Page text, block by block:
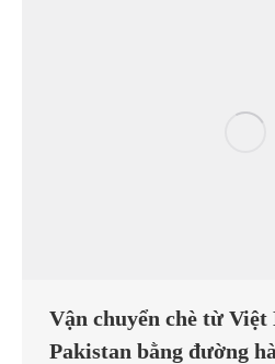
Vận chuyển chè từ Việt
Pakistan bằng đường